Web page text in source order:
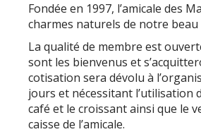
Fondée en 1997, l’amicale des
charmes naturels de notre beau
La qualité de membre est
sont les bienvenus et s’
cotisation sera dévolu à
jours et nécessitant l’utilisation
café et le croissant ainsi que le
caisse de l’amicale.